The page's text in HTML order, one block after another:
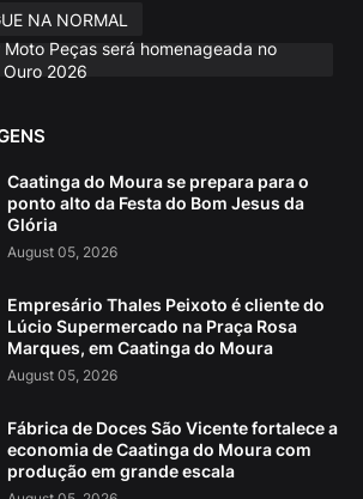
NA NORMAL
Peças será homenageada no
2026
Caatinga do Moura se prepara para o
ponto alto da Festa do Bom Jesus da
Glória
August 05, 2026
Empresário Thales Peixoto é cliente do
Lúcio Supermercado na Praça Rosa
Marques, em Caatinga do Moura
August 05, 2026
Fábrica de Doces São Vicente fortalece a
economia de Caatinga do Moura com
produção em grande escala